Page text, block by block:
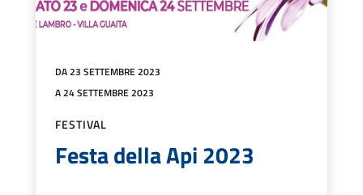
DA 23 SETTEMBRE 2023
A 24 SETTEMBRE 2023
FESTIVAL
Festa della Api 2023